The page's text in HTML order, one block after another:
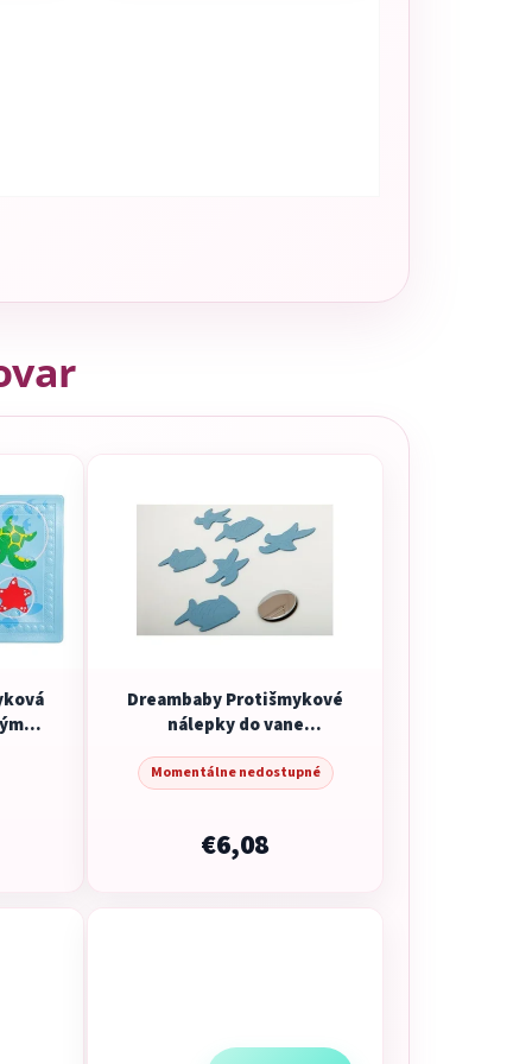
Dreambaby Protišmykové
nálepky do vane
Momentálne nedostupné
€6,08